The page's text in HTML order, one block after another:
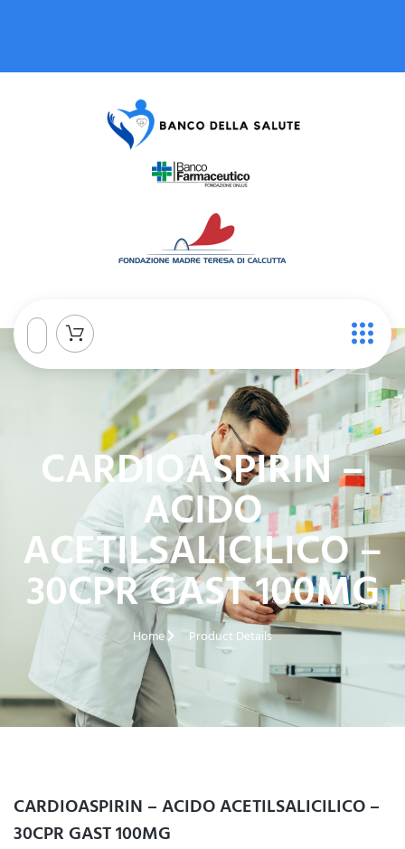
CARDIOASPIRIN –
ACIDO
ACETILSALICILICO –
30CPR GAST 100MG
Home Product Details
CARDIOASPIRIN – ACIDO ACETILSALICILICO –
30CPR GAST 100MG